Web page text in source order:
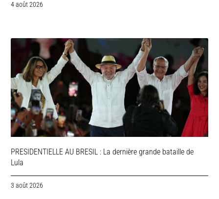
4 août 2026
PRESIDENTIELLE AU BRESIL : La dernière grande bataille de
Lula
3 août 2026